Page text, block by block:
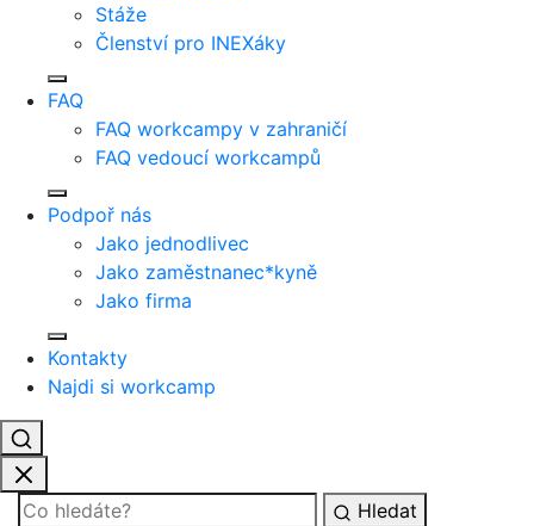
Stáže
Členství pro INEXáky
FAQ
FAQ workcampy v zahraničí
FAQ vedoucí workcampů
Podpoř nás
Jako jednodlivec
Jako zaměstnanec*kyně
Jako firma
Kontakty
Najdi si workcamp
Hledat